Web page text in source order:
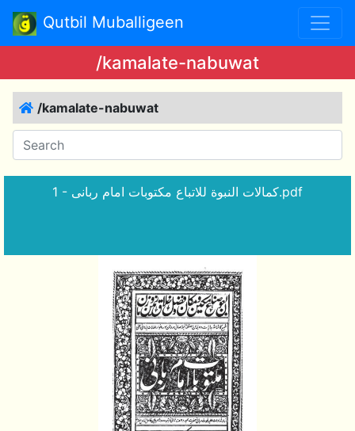
Qutbil Muballigeen
/kamalate-nabuwat
/kamalate-nabuwat
1 - كمالات النبوة للاتباع مکتوبات امام ربانی.pdf